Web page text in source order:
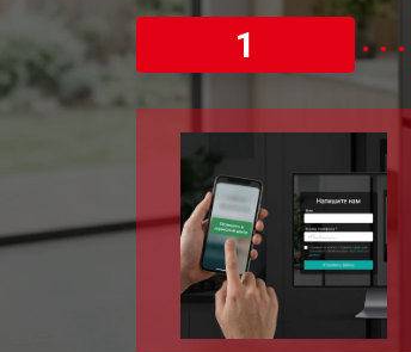
Замена таймера
Замена лампы
Ремонт чугунной
1